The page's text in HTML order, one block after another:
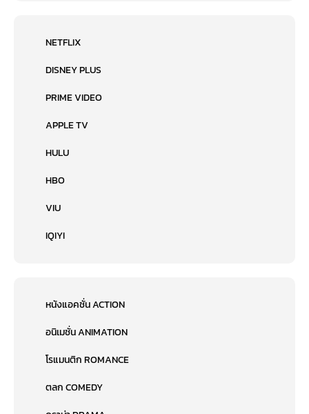
NETFLIX
DISNEY PLUS
PRIME VIDEO
APPLE TV
HULU
HBO
VIU
IQIYI
หนังแอคชั่น ACTION
อนิเมชั่น ANIMATION
โรแมนติก ROMANCE
ตลก COMEDY